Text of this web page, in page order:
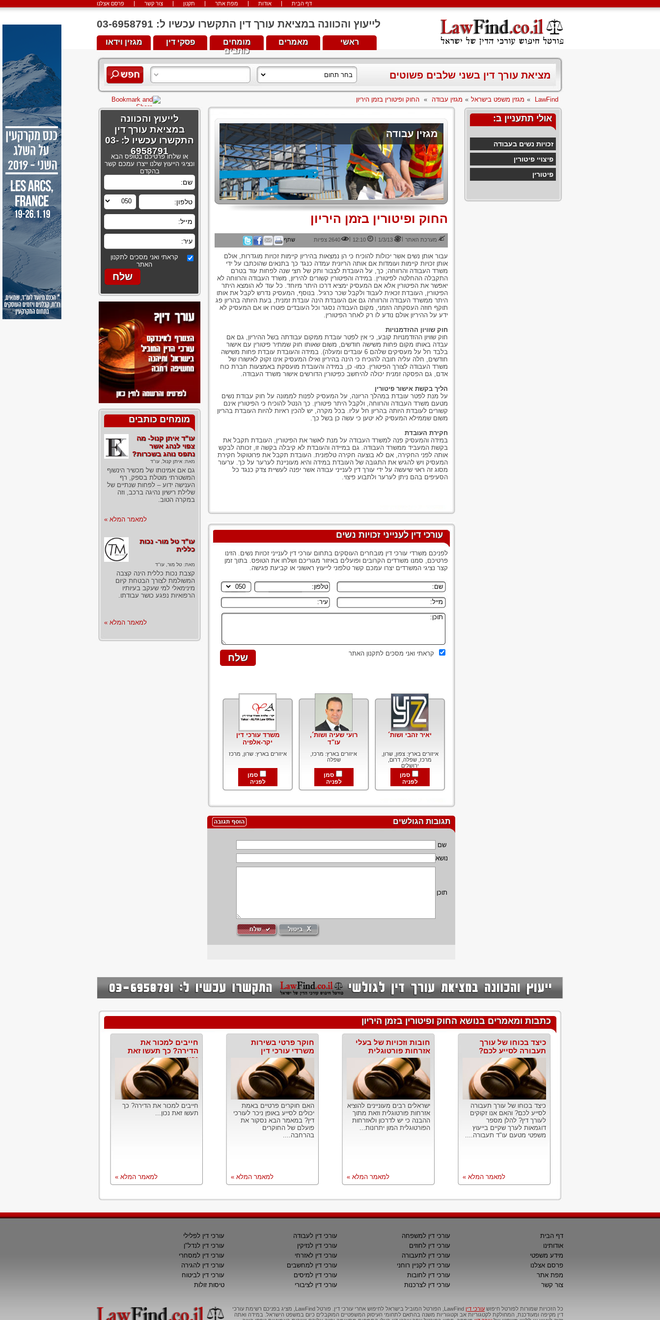
פרסם אצלנו צור קשר תקנון מפת אתר אודות דף הבית
לייעוץ והכוונה במציאת עורך דין התקשרו עכשיו ל: 03-6958791
מגזין וידאו פסקי דין
מומחים
כותבים
מאמרים ראשי
מציאת עורך דין בשני שלבים פשוטים
LawFind
» מגזין משפט בישראל » מגזין עבודה » החוק ופיטורין בזמן היריון
אולי תתעניין ב:
זכויות נשים בעבודה
פיצויי פיטורין
פיטורין
מגזין עבודה
החוק ופיטורין בזמן היריון
מערכת האתר |
1/3/13
|
12:10
| 2640 צפיות שתף
עבור אותן נשים אשר יכולות להוכיח כי הן נמצאות בהיריון קיימות זכויות מוגדרות, אולם
אותן זכויות קיימות ועומדות אם אותה הריונית עמדה כנגד כך בתנאים שהוכתבו על ידי
משרד העבודה והרווחה; כך, על העובדת לצבור ותק של חצי שנה לפחות עוד בטרם
התקבלה ההחלטה לפיטורין. במידה והפיטורין קשורים להיריון, משרד העבודה והרווחה לא
יאפשר את הפיטורין אלא אם המעסיק ימציא דרכו היתר מיוחד. כל עוד לא הומצא היתר
הפיטורין, העובדת זכאית לעבוד ולקבל שכר כרגיל. בנוסף, המעסיק נדרש לקבל את אותו
היתר ממשרד העבודה והרווחה גם אם העובדת הינה עובדת זמנית, בעת היותה בהריון פג
תוקף חוזה העסקתה הזמני, מקום העבודה נסגר וכל העובדים פוטרו או אם המעסיק לא
ידע על ההיריון אולם נודע לו רק לאחר הפיטורין.
חוק שוויון ההזדמנויות
חוק שוויון ההזדמנויות קובע, כי אין לפטר עובדת ממקום עבודתה בשל ההיריון, גם אם
עבדה באותו מקום פחות משישה חודשים, משום שאותו חוק שמתיר פיטורין עם אישור
בלבד חל על מעסיקים שלהם 6 עובדים ומעלה). במידה והעובדת עובדת פחות משישה
חודשים, חלה עליה חובה להוכיח כי הינה בהיריון ואילו המעסיק אינו זקוק לאישורו של
משרד העבודה לצורך הפיטורין. כמו- כן, במידה והעובדת מועסקת באמצעות חברת כוח
אדם, גם הפסקה זמנית יכולה להיחשב כפיטורין הדורשים אישור משרד העבודה.
הליך בקשת אישור פיטורין
על מנת לפטר עובדת במהלך הריונה, על המעסיק לפנות לממונה על חוק עבודת נשים
מטעם משרד העבודה והרווחה, ולקבל היתר פיטורין. כך הנטל להוכיח כי הפיטורין אינם
קשורים לעובדת היותה בהריון חל עליו. בכל מקרה, יש להכין ראיות להיות העובדת בהריון
משום שממילא המעסיק לא יטען כי עשה כן בשל כך.
חקירת העובדת
במידה והמעסיק פנה למשרד העבודה על מנת לאשר את הפיטורין, העובדת תקבל את
בקשת המעביד ממשרד העבודה. גם במיידה והעובדת לא קיבלה בקשה זו, זכותה לבקש
אותה לפני החקירה, אם לא בוצעה חקירה טלפונית. העובדת תקבל את פרוטוקול חקירת
המעסיק ויש להגיש את התגובה של העובדת במידה והיא מעוניינת לערער על כך. ערעור
מסוג זה ראוי שיעשה על ידי עורך דין לענייני עבודה אשר יפנה לעשיית צדק כנגד כל
הסעיפים בהם ניתן לערער ולתבוע פיצוי.
עורכי דין לענייני זכויות נשים
לפניכם משרדי עורכי דין מובחרים העוסקים בתחום עורכי דין לענייני זכויות נשים. הזינו
פרטיכם, סמנו משרדים הקרובים ופועלים באיזור מגוריכם ושלחו את הטופס. בתוך זמן
קצר נציגי המשרדים יצרו עמכם קשר טלפוני לייעוץ ראשוני או קביעת פגישה.
קראתי ואני מסכים לתקנון האתר
יאיר זהבי ושות´
איזורים בארץ: צפון, שרון,
מרכז, שפלה, דרום,
ירושלים
סמן
לפניה
רועי שעיה ושות´,
עו"ד
איזורים בארץ: מרכז,
שפלה
סמן
לפניה
משרד עורכי דין
יקר-אלפיה
איזורים בארץ: שרון, מרכז
סמן
לפניה
תגובות הגולשים
שם
נושא
תוכן
לייעוץ והכוונה
במציאת עורך דין
התקשרו עכשיו ל: 03-
6958791
או שלחו פרטיכם בטופס הבא
ונציגי הייעוץ שלנו ייצרו עמכם קשר
בהקדם
קראתי ואני מסכים לתקנון
האתר
מומחים כותבים
עו"ד איתן קנול- מה
צפוי לנהג אשר
נתפס נוהג בשכרות?
מאת: איתן קנול, עו"ד
גם אם אמינותו של מכשיר הינשוף
המשטרתי מוטלת בספק, רף
הענישה ידוע – לפחות שנתיים של
שלילת רישיון נהיגה ברכב, וזה
במקרה הטוב.
למאמר המלא »
עו"ד טל מור- נכות
כללית
מאת: טל מור, עו"ד
קצבת נכות כללית הינה קצבה
המשולמת לצורך הבטחת קיום
מינימאלי למי שעקב בעיותיו
הרפואיות נפגע כושר עבודתו.
למאמר המלא »
כתבות ומאמרים בנושא החוק ופיטורין בזמן היריון
כיצד בכוחו של עורך
תעבורה לסייע לכם?
כיצד בכוחו של עורך תעבורה
לסייע לכם? והאם אנו זקוקים
לעורך דין? להלן מספר
דוגמאות לערך שקיים בייעוץ
משפטי מטעם עו"ד תעבורה....
למאמר המלא »
חובות וזכויות של בעלי
אזרחות פורטוגלית
ישראלים רבים מעוניינים להוציא
אזרחות פורטוגלית וזאת מתוך
ההבנה כי יש לדרכון ולאזרחות
הפורטוגלית המון יתרונות...
למאמר המלא »
חוקר פרטי בשירות
משרדי עורכי דין
האם חוקרים פרטיים באמת
יכולים לסייע באופן ניכר לעורכי
דין? במאמר הבא נסקור את
פועלם של החוקרים
בהרחבה....
למאמר המלא »
חייבים למכור את
הדירה? כך תעשו זאת
נכון
חייבים למכור את הדירה? כך
תעשו זאת נכון...
למאמר המלא »
דף הבית
אודותינו
מידע משפטי
פרסם אצלנו
מפת אתר
צור קשר
עורכי דין למשפחה
עורכי דין לחוזים
עורכי דין לתעבורה
עורכי דין לקניין רוחני
עורכי דין לחובות
עורכי דין לצרכנות
עורכי דין לעבודה
עורכי דין לנזיקין
עורכי דין לאזרחי
עורכי דין למחשבים
עורכי דין למיסים
עורכי דין לציבורי
עורכי דין לפלילי
עורכי דין לנדל"ן
עורכי דין למסחרי
עורכי דין להגירה
עורכי דין לביטוח
טיסות זולות
כל הזכויות שמורות לפורטל חיפוש עורכי דין
LawFind, הפורטל המוביל בישראל לחיפוש אחרי עורכי דין. פורטל LawFind, מציג בפניכם רשימת עורכי
דין מקיפה ומעודכנת, המחולקת לקטגוריות אב וקטגוריות משנה בהתאם לתחומי העיסוק המשפטיים המוקבלים כיום במשפט הישראל. במידה ואתה